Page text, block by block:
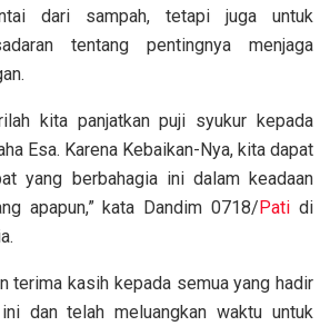
dari sampah, tetapi juga untuk
tentang pentingnya menjaga
kita panjatkan puji syukur kepada
Esa. Karena Kebaikan-Nya, kita dapat
yang berbahagia ini dalam keadaan
apapun,” kata Dandim 0718/Pati di
terima kasih kepada semua yang hadir
dan telah meluangkan waktu untuk